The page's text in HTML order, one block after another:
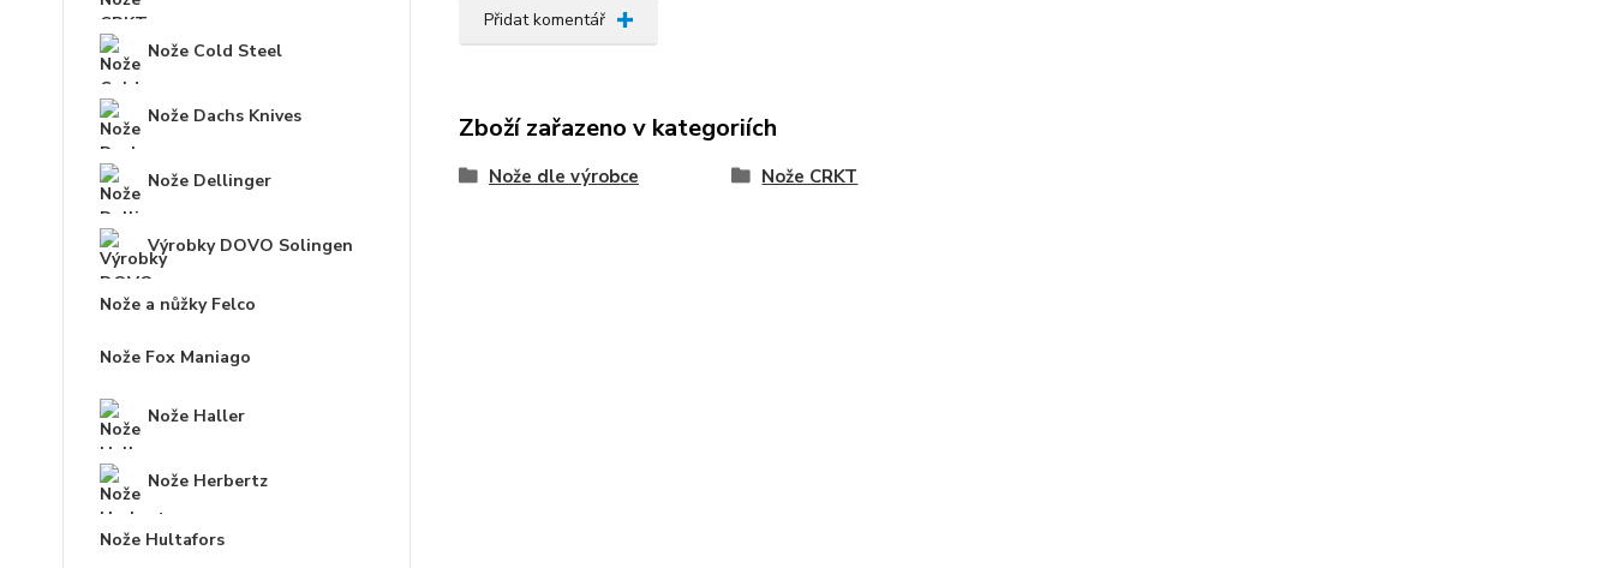
Nože Cold Steel
Nože Dachs Knives
Nože Dellinger
Výrobky DOVO Solingen
Nože a nůžky Felco
Nože Fox Maniago
Nože Haller
Nože Herbertz
Nože Hultafors
Přidat komentář
Zboží zařazeno v kategoriích
Nože dle výrobce Nože CRKT